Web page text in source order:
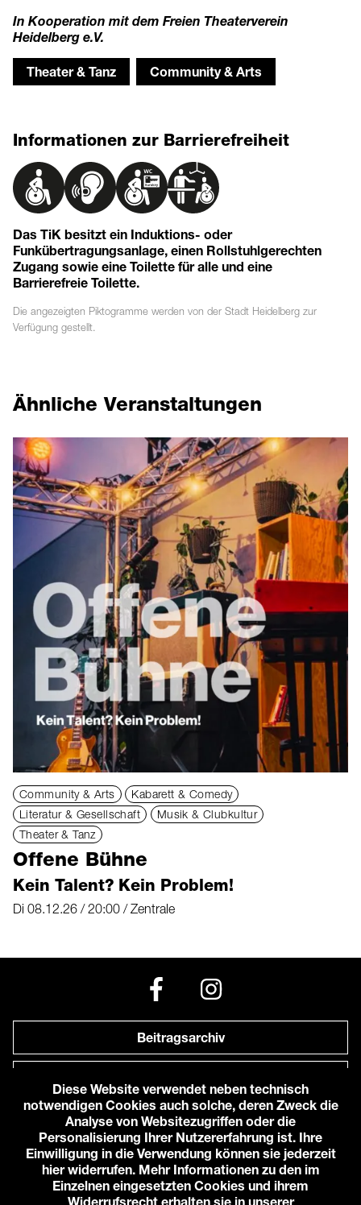
In Kooperation mit dem Freien Theaterverein
Heidelberg e.V.
Theater & Tanz Community & Arts
Informationen zur Barrierefreiheit
Das TiK besitzt ein Induktions- oder
Funkübertragungsanlage, einen Rollstuhlgerechten
Zugang sowie eine Toilette für alle und eine
Barrierefreie Toilette.
Die angezeigten Piktogramme werden von der Stadt Heidelberg zur
Verfügung gestellt.
Ähnliche Veranstaltungen
Community & Arts
Kabarett & Comedy
Literatur & Gesellschaft
Musik & Clubkultur
Theater & Tanz
Offene Bühne
Kein Talent? Kein Problem!
Di 08.12.26 / 20:00 / Zentrale
Beitragsarchiv
Anfahrt zu uns
© 2026 Karlstorbahnhof e.V.
Impressum
Datenschutzerklärung
Diese Website verwendet neben technisch
notwendigen Cookies auch solche, deren Zweck die
Analyse von Websitezugriffen oder die
Personalisierung Ihrer Nutzererfahrung ist. Ihre
Einwilligung in die Verwendung können sie jederzeit
hier widerrufen. Mehr Informationen zu den im
Einzelnen eingesetzten Cookies und ihrem
Widerrufsrecht erhalten sie in unserer